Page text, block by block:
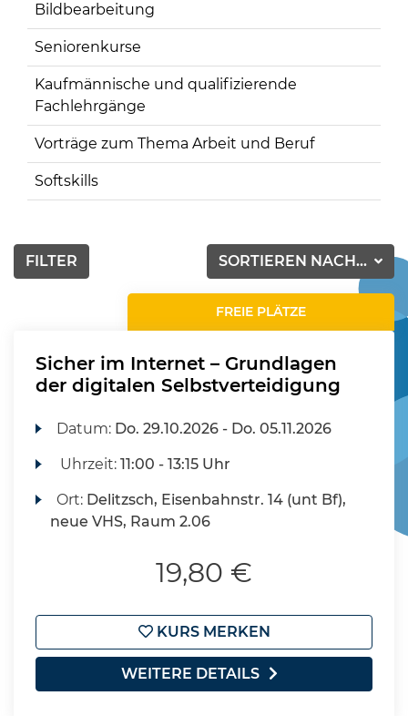
Bildbearbeitung
Seniorenkurse
Kaufmännische und qualifizierende
Fachlehrgänge
Vorträge zum Thema Arbeit und Beruf
Softskills
SORTIEREN NACH...
FILTER
FREIE PLÄTZE
Sicher im Internet – Grundlagen
der digitalen Selbstverteidigung
Datum: Do. 29.10.2026 - Do. 05.11.2026
Uhrzeit:11:00 - 13:15 Uhr
Ort: Delitzsch, Eisenbahnstr. 14 (unt Bf),
neue VHS, Raum 2.06
19,80 €
KURS MERKEN
WEITERE DETAILS